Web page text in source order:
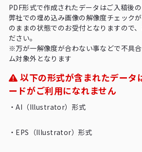
PDF形式で作成されたデータはご入稿後
弊社での埋め込み画像の解像度チェック
のままの状態でのお受付となりますので
ださい。
※万が一解像度が合わない事などで不具
ム対象外となります
以下の形式が含まれたデータ
ードがご利用になれません
・AI（Illustrator）形式
・ EPS（Illustrator）形式